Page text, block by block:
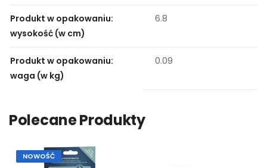
Produkt w opakowaniu:
wysokość (w cm)
6.8
Produkt w opakowaniu:
waga (w kg)
0.09
Polecane Produkty
NOWOŚĆ